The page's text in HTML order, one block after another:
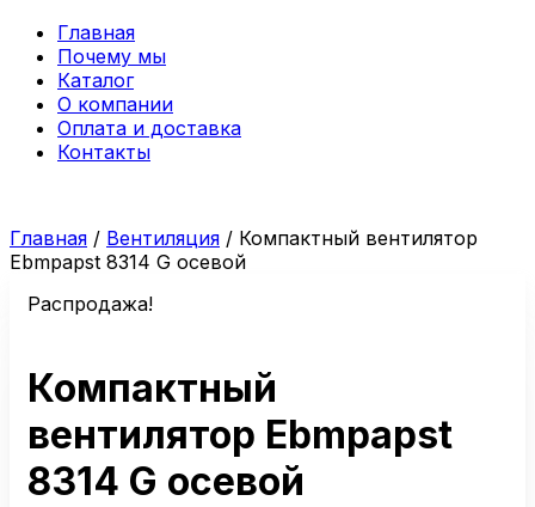
Главная
Почему мы
Каталог
О компании
Оплата и доставка
Контакты
Главная / Вентиляция / Компактный вентилятор
Ebmpapst 8314 G осевой
Распродажа!
Компактный
вентилятор Ebmpapst
8314 G осевой